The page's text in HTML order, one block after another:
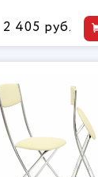
2 405 руб.